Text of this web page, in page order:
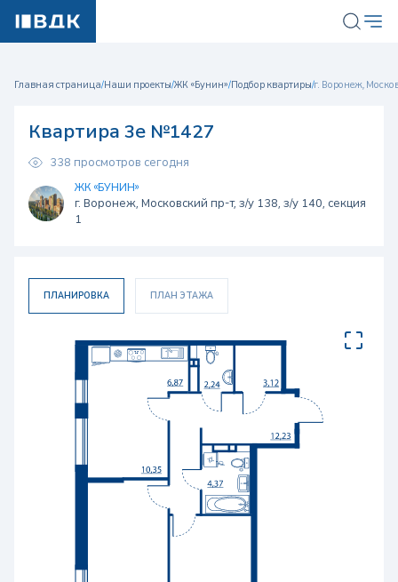
Главная страница/Наши проекты/ЖК «Бунин»/Подбор квартиры/г. Воронеж,
Квартира 3е №1427
338 просмотров сегодня
ЖК «БУНИН»
г. Воронеж, Московский пр-т, з/у 138, з/у 140, секция
1
ПЛАНИРОВКА ПЛАН ЭТАЖА